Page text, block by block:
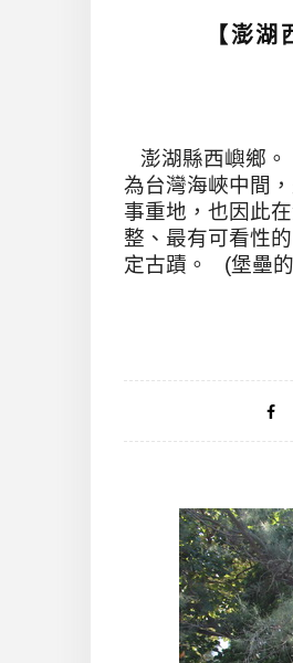
【澎
澎湖縣西嶼鄉
為台灣海峽中間
事重地，也因此
整、最有可看性
定古蹟。 (堡壘